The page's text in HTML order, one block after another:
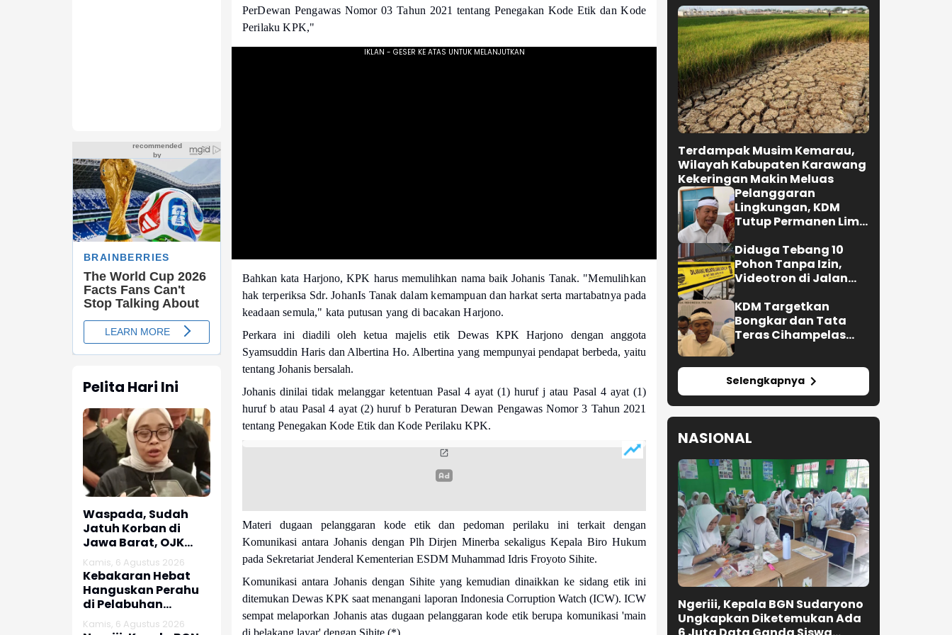
Pelita Hari Ini
Waspada, Sudah
Jatuh Korban di
Jawa Barat, OJK
dan Polisi Ungkap
Dugaan Penipuan
Modus Titip Limit
Paylater
Kamis, 6 Agustus 2026
Kebakaran Hebat
Hanguskan Perahu
di Pelabuhan
Karangsong
Kamis, 6 Agustus 2026
PerDewan Pengawas Nomor 03 Tahun 2021 tentang Penegakan Kode Etik dan Kode
Perilaku KPK,"
Bahkan kata Harjono, KPK harus memulihkan nama baik Johanis Tanak. "Memulihkan
hak terperiksa Sdr. JohanIs Tanak dalam kemampuan dan harkat serta martabatnya pada
keadaan semula," kata putusan yang di bacakan Harjono.
Perkara ini diadili oleh ketua majelis etik Dewas KPK Harjono dengan anggota
Syamsuddin Haris dan Albertina Ho. Albertina yang mempunyai pendapat berbeda, yaitu
tentang Johanis bersalah.
Johanis dinilai tidak melanggar ketentuan Pasal 4 ayat (1) huruf j atau Pasal 4 ayat (1)
huruf b atau Pasal 4 ayat (2) huruf b Peraturan Dewan Pengawas Nomor 3 Tahun 2021
tentang Penegakan Kode Etik dan Kode Perilaku KPK.
Materi dugaan pelanggaran kode etik dan pedoman perilaku ini terkait dengan
Komunikasi antara Johanis dengan Plh Dirjen Minerba sekaligus Kepala Biro Hukum
pada Sekretariat Jenderal Kementerian ESDM Muhammad Idris Froyoto Sihite.
Komunikasi antara Johanis dengan Sihite yang kemudian dinaikkan ke sidang etik ini
ditemukan Dewas KPK saat menangani laporan Indonesia Corruption Watch (ICW). ICW
sempat melaporkan Johanis atas dugaan pelanggaran kode etik berupa komunikasi 'main
di belakang layar' dengan Sihite.(*)
Terdampak Musim Kemarau,
Wilayah Kabupaten Karawang
Kekeringan Makin Meluas
Pelanggaran
Lingkungan, KDM
Tutup Permanen Lima
di Cipatat
Diduga Tebang 10
Pohon Tanpa Izin,
Videotron di Jalan
Bandung Disegel
KDM Targetkan
Bongkar dan Tata
Teras Cihampelas
Selengkapnya
NASIONAL
Ngeriii, Kepala BGN Sudaryono
Ungkapkan Diketemukan Ada